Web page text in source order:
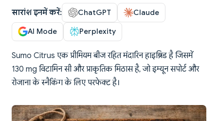
सारांश इनमें करें: ChatGPT Claude
AI Mode Perplexity
Sumo Citrus एक प्रीमियम बीज रहित मंदारिन हाइब्रिड है जिसमें
130 mg विटामिन सी और प्राकृतिक मिठास है, जो इम्यून सपोर्ट और
रोजाना के स्नैकिंग के लिए परफेक्ट है।